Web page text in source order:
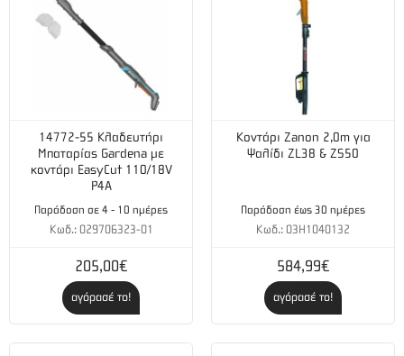
Εσωτερική διάμετρος :
Μήκος (m):50
14772-55 Κλαδευτήρι
Μπαταρίας Gardena με
κοντάρι EasyCut 110/18V
P4A
Παράδοση σε 4 - 10 ημέρες
Κωδ.: 029706323-01
205,00€
αγόρασέ το!
Κοντάρι Zanon 2,0m για
Ψαλίδι ZL38 & ZS50
Παράδοση έως 30 ημέρες
Κωδ.: 03H1040132
584,99€
αγόρασέ το!